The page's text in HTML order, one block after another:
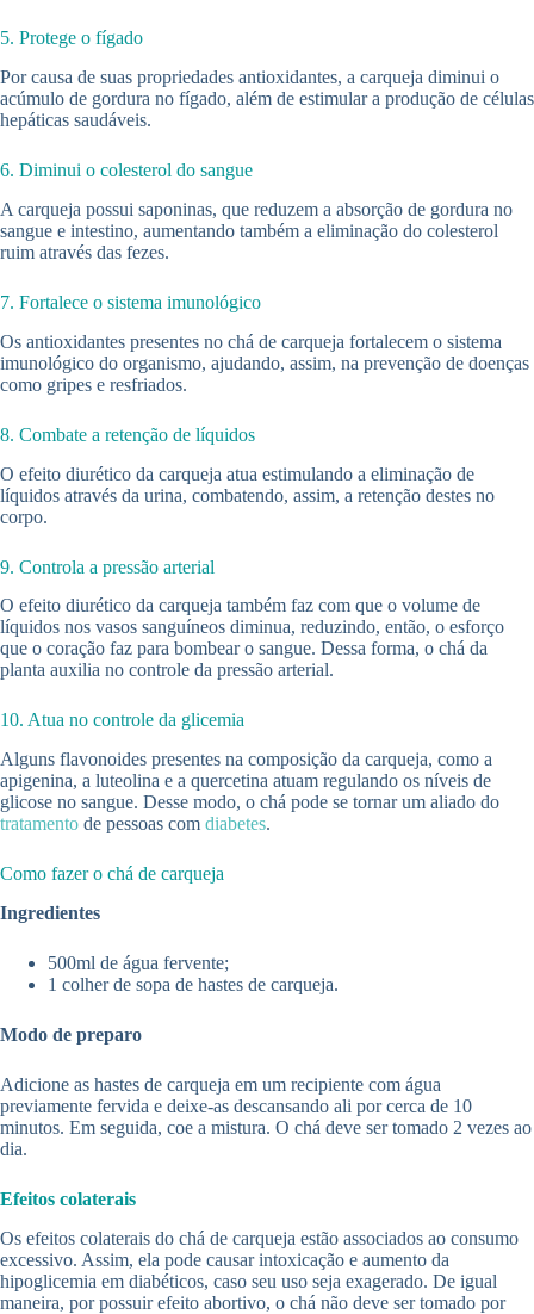
5. Protege o fígado
Por causa de suas propriedades antioxidantes, a carqueja diminui o
acúmulo de gordura no fígado, além de estimular a produção de células
hepáticas saudáveis.
6. Diminui o colesterol do sangue
A carqueja possui saponinas, que reduzem a absorção de gordura no
sangue e intestino, aumentando também a eliminação do colesterol
ruim através das fezes.
7. Fortalece o sistema imunológico
Os antioxidantes presentes no chá de carqueja fortalecem o sistema
imunológico do organismo, ajudando, assim, na prevenção de doenças
como gripes e resfriados.
8. Combate a retenção de líquidos
O efeito diurético da carqueja atua estimulando a eliminação de
líquidos através da urina, combatendo, assim, a retenção destes no
corpo.
9. Controla a pressão arterial
O efeito diurético da carqueja também faz com que o volume de
líquidos nos vasos sanguíneos diminua, reduzindo, então, o esforço
que o coração faz para bombear o sangue. Dessa forma, o chá da
planta auxilia no controle da pressão arterial.
10. Atua no controle da glicemia
Alguns flavonoides presentes na composição da carqueja, como a
apigenina, a luteolina e a quercetina atuam regulando os níveis de
glicose no sangue. Desse modo, o chá pode se tornar um aliado do
tratamento de pessoas com diabetes.
Como fazer o chá de carqueja
Ingredientes
500ml de água fervente;
1 colher de sopa de hastes de carqueja.
Modo de preparo
Adicione as hastes de carqueja em um recipiente com água
previamente fervida e deixe-as descansando ali por cerca de 10
minutos. Em seguida, coe a mistura. O chá deve ser tomado 2 vezes ao
dia.
Efeitos colaterais
Os efeitos colaterais do chá de carqueja estão associados ao consumo
excessivo. Assim, ela pode causar intoxicação e aumento da
hipoglicemia em diabéticos, caso seu uso seja exagerado. De igual
maneira, por possuir efeito abortivo, o chá não deve ser tomado por